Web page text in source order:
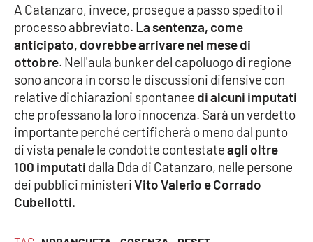
RUBRICHE
Good Morning Vietnam
Parchi Marini Calabria
Leggendo Alvaro insieme
Imprese Di Calabria
Le perfidie di Antonella Grippo
A Catanzaro, invece, prosegue a passo spedito il
processo abbreviato. La sentenza, come
anticipato, dovrebbe arrivare nel mese di
ottobre. Nell'aula bunker del capoluogo di regione
sono ancora in corso le discussioni difensive con
relative dichiarazioni spontanee di alcuni imputati
che professano la loro innocenza. Sarà un verdetto
importante perché certificherà o meno dal punto
di vista penale le condotte contestateagli oltre
100 imputati dalla Dda di Catanzaro, nelle persone
dei pubblici ministeriVito Valerio e Corrado
Cubellotti.